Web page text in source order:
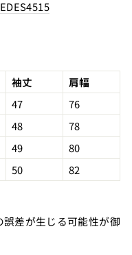
袖丈
肩幅
47
76
48
78
49
80
50 82
差が生じる可能性が御